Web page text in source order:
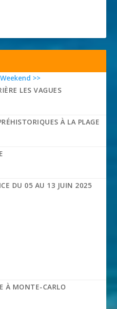
>>
LES VAGUES
À LA PLAGE
DU 05 AU 13 JUIN 2025
À MONTE-CARLO